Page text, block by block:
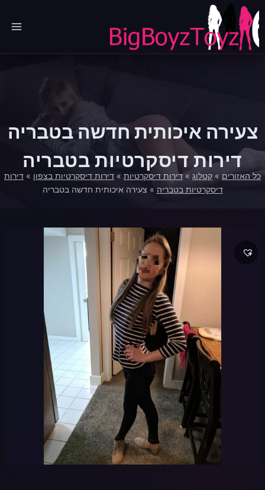
Skip
to
content
צעירה איכותית חדשה בטבריה
דירות דיסקרטיות בטבריה
כל האזורים » קטלוג »דירות דיסקרטיות » דירות דיסקרטיות בצפון » דירות
דיסקרטיות בטבריה » צעירה איכותית חדשה בטבריה